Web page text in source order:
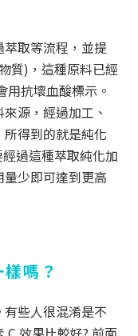
取等流程，並提
質)，這種原料已經
用抗壞血酸標示。
源，經過加工、
得到的就是純化
過這種萃取純化加
少即可達到更高
嗎 ？
些人很混淆是不